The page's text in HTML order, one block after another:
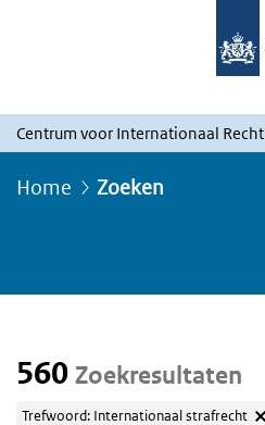
Centrum voor Internationaal Recht
Home Zoeken
560 Zoekresultaten
Trefwoord: Internationaal strafrecht